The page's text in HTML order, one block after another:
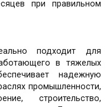
при правильном
подходит для
в тяжелых
надежную
промышленности,
строительство,